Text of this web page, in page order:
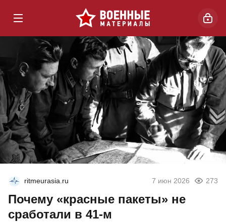
ritmeurasia.ru 7 июн 2026 273
Почему «красные пакеты» не
сработали в 41-м